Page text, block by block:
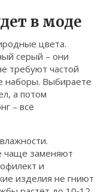
в моде
цвета.
серый – они
требуют частой
наборы. Выбираете
а потом
– всё
чаще заменяют
и
изделия не гниют